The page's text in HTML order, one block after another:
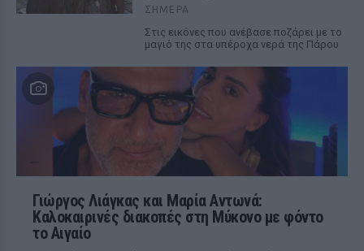
ΣΉΜΕΡΑ
Στις εικόνες που ανέβασε ποζάρει με το
μαγιό της στα υπέροχα νερά της Πάρου
Γιώργος Λιάγκας και Μαρία Αντωνά:
Καλοκαιρινές διακοπές στη Μύκονο με φόντο
το Αιγαίο